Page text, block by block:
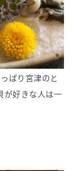
ぱり宮津のと
が好きな人は一